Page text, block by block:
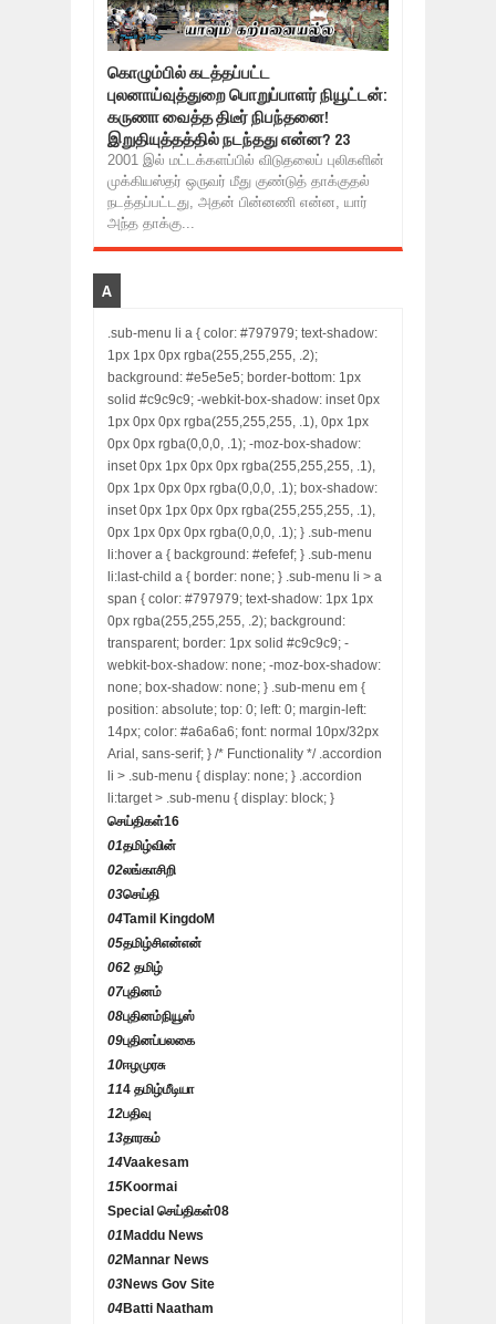
கொழும்பில் கடத்தப்பட்ட
புலனாய்வுத்துறை பொறுப்பாளர் நியூட்டன்:
கருணா வைத்த திடீர் நிபந்தனை!
இறுதியுத்தத்தில் நடந்தது என்ன? 23
2001 இல் மட்டக்களப்பில் விடுதலைப் புலிகளின்
முக்கியஸ்தர் ஒருவர் மீது குண்டுத் தாக்குதல்
நடத்தப்பட்டது, அதன் பின்னணி என்ன, யார்
அந்த தாக்கு...
A
.sub-menu li a { color: #797979; text-shadow:
1px 1px 0px rgba(255,255,255, .2);
background: #e5e5e5; border-bottom: 1px
solid #c9c9c9; -webkit-box-shadow: inset 0px
1px 0px 0px rgba(255,255,255, .1), 0px 1px
0px 0px rgba(0,0,0, .1); -moz-box-shadow:
inset 0px 1px 0px 0px rgba(255,255,255, .1),
0px 1px 0px 0px rgba(0,0,0, .1); box-shadow:
inset 0px 1px 0px 0px rgba(255,255,255, .1),
0px 1px 0px 0px rgba(0,0,0, .1); } .sub-menu
li:hover a { background: #efefef; } .sub-menu
li:last-child a { border: none; } .sub-menu li > a
span { color: #797979; text-shadow: 1px 1px
0px rgba(255,255,255, .2); background:
transparent; border: 1px solid #c9c9c9; -
webkit-box-shadow: none; -moz-box-shadow:
none; box-shadow: none; } .sub-menu em {
position: absolute; top: 0; left: 0; margin-left:
14px; color: #a6a6a6; font: normal 10px/32px
Arial, sans-serif; } /* Functionality */ .accordion
li > .sub-menu { display: none; } .accordion
li:target > .sub-menu { display: block; }
செய்திகள்16
01தமிழ்வின்
02லங்காசிறி
03செய்தி
04Tamil KingdoM
05தமிழ்சிஎன்என்
062 தமிழ்
07புதினம்
08புதினம்நியூஸ்
09புதினப்பலகை
10ஈழமுரசு
114 தமிழ்மீடியா
12பதிவு
13தாரகம்
14Vaakesam
15Koormai
Special செய்திகள்08
01 Maddu News
02Mannar News
03News Gov Site
04Batti Naatham